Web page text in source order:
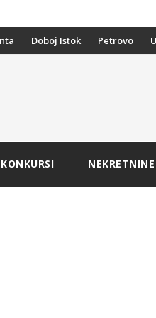
KONKURSI NEKRETNINE